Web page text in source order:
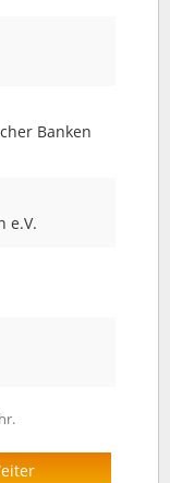
Banken
e.V.